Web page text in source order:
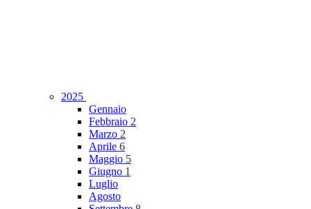
2025
Gennaio
Febbraio 2
Marzo 2
Aprile 6
Maggio 5
Giugno 1
Luglio
Agosto